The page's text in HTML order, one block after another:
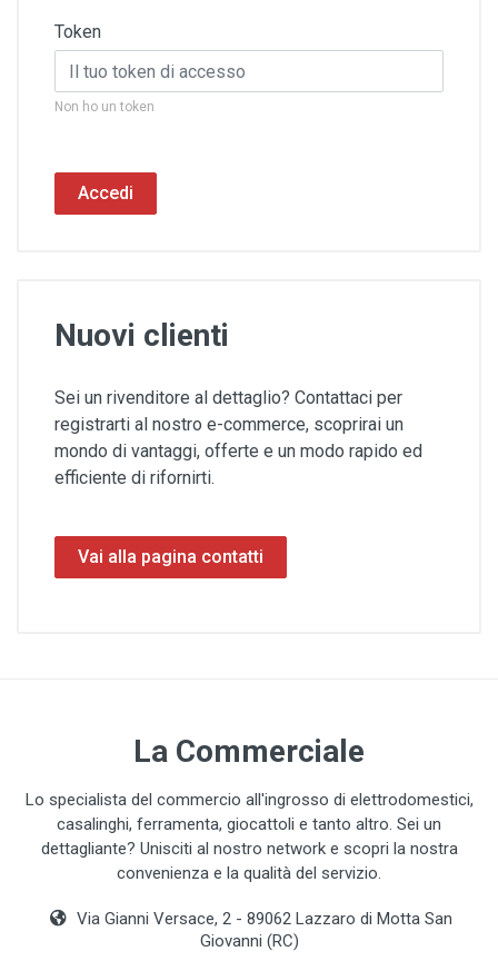
Token
Non ho un token
Accedi
Nuovi clienti
Sei un rivenditore al dettaglio? Contattaci per
registrarti al nostro e-commerce, scoprirai un
mondo di vantaggi, offerte e un modo rapido ed
efficiente di rifornirti.
Vai alla pagina contatti
La Commerciale
Lo specialista del commercio all'ingrosso di elettrodomestici,
casalinghi, ferramenta, giocattoli e tanto altro. Sei un
dettagliante? Unisciti al nostro network e scopri la nostra
convenienza e la qualità del servizio.
Via Gianni Versace, 2 - 89062 Lazzaro di Motta San
Giovanni (RC)